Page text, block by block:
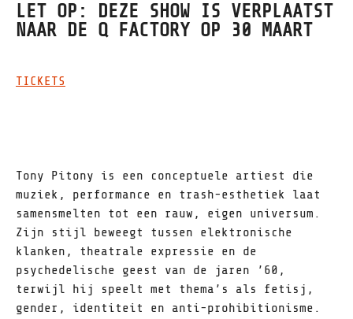
LET OP: DEZE SHOW IS VERPLAATST
NAAR DE Q FACTORY OP 30 MAART
TICKETS
Tony Pitony is een conceptuele artiest die
muziek, performance en trash-esthetiek laat
samensmelten tot een rauw, eigen universum.
Zijn stijl beweegt tussen elektronische
klanken, theatrale expressie en de
psychedelische geest van de jaren ’60,
terwijl hij speelt met thema’s als fetisj,
gender, identiteit en anti-prohibitionisme.